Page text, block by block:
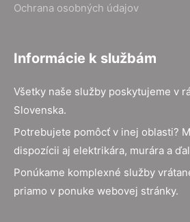
Ochrana osobných údajov
Informácie k službám
Všetky naše služby poskytujeme v
Slovenska.
Potrebujete pomôcť v inej oblasti?
dispozícii aj elektrikára, murára a
Ponúkame komplexné služby
priamo v ponuke webovej stránky.